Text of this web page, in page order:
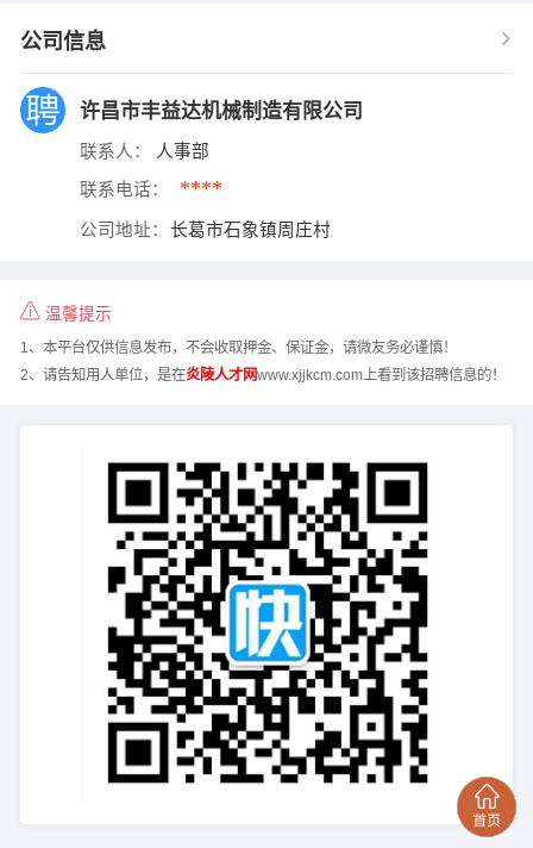
公司信息
许昌市丰益达机械制造有限公司
联系人： 人事部
联系电话： ****
公司地址： 长葛市石象镇周庄村
温馨提示
1、本平台仅供信息发布，不会收取押金、保证金，请微友务必谨慎！
2、请告知用人单位，是在炎陵人才网www.xjjkcm.com上看到该招聘信息的！